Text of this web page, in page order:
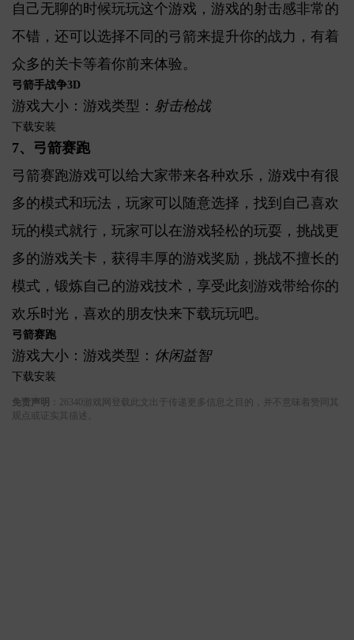
自己无聊的时候玩玩这个游戏，游戏的射击感非常的
不错，还可以选择不同的弓箭来提升你的战力，有着
众多的关卡等着你前来体验。
弓箭手战争3D
游戏大小：游戏类型： 射击枪战
下载安装
7、弓箭赛跑
弓箭赛跑游戏可以给大家带来各种欢乐，游戏中有很
多的模式和玩法，玩家可以随意选择，找到自己喜欢
玩的模式就行，玩家可以在游戏轻松的玩耍，挑战更
多的游戏关卡，获得丰厚的游戏奖励，挑战不擅长的
模式，锻炼自己的游戏技术，享受此刻游戏带给你的
欢乐时光，喜欢的朋友快来下载玩玩吧。
弓箭赛跑
游戏大小：游戏类型： 休闲益智
下载安装
免责声明
：26340游戏网登载此文出于传递更多信息之目的，并不意味着赞同其
观点或证实其描述。